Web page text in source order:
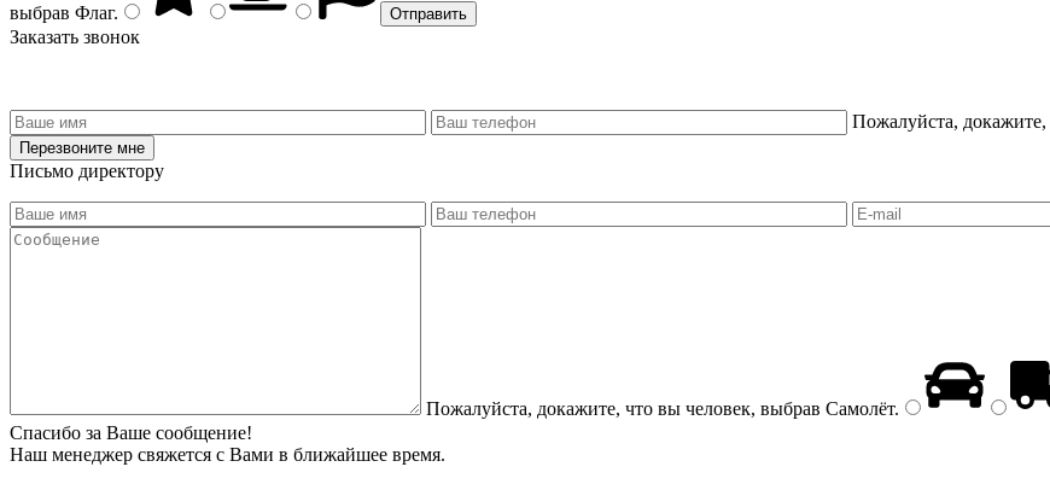
выбрав Флаг.
Заказать звонок
Пожалуйста,
Письмо директору
Пожалуйста, докажите, что вы человек, выбрав Самолёт.
Спасибо за Ваше сообщение!
Наш менеджер свяжется с Вами в ближайшее время.